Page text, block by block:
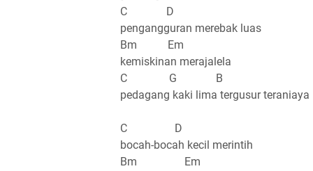
C D
pengangguran merebak luas
Bm Em
kemiskinan merajalela
C G B
pedagang kaki lima tergusur teraniaya
C D
bocah-bocah kecil merintih
Bm Em